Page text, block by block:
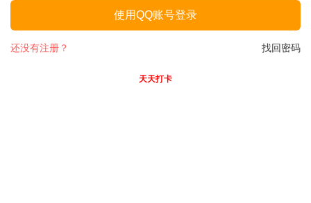
使用QQ账号登录
找回密码
还没有注册？
天天打卡